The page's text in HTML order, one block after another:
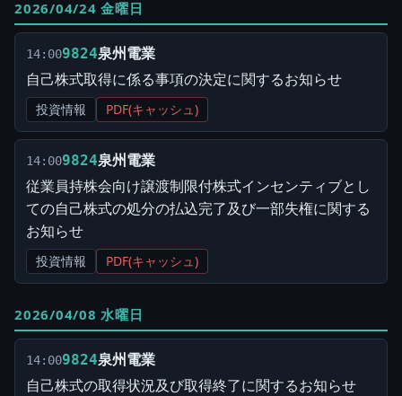
2026/04/24 金曜日
14:009824泉州電業
自己株式取得に係る事項の決定に関するお知らせ
投資情報 PDF(キャッシュ)
14:009824泉州電業
従業員持株会向け譲渡制限付株式インセンティブとし
ての自己株式の処分の払込完了及び一部失権に関する
お知らせ
投資情報 PDF(キャッシュ)
2026/04/08 水曜日
14:009824泉州電業
自己株式の取得状況及び取得終了に関するお知らせ